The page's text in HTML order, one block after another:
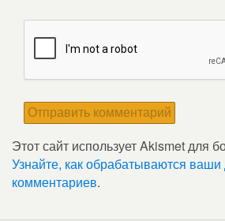
Этот сайт использует Akismet для
Узнайте, как обрабатываются
комментариев.